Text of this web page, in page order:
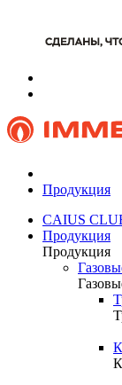
Продукция
CAIUS
Продукция
Продукция